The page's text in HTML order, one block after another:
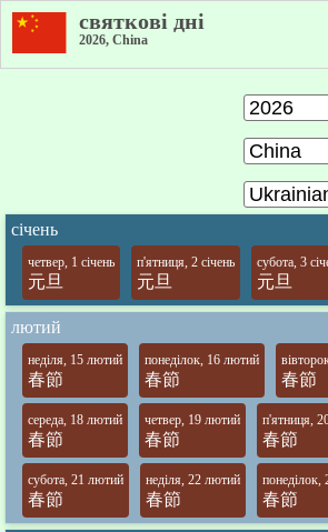
святкові дні
2026, China
січень
четвер, 1 січень
元旦
п'ятниця, 2 січень
元旦
субота, 3
元旦
лютий
неділя, 15 лютий
春節
понеділок, 16 лютий
春節 春節
середа, 18 лютий
春節
четвер, 19 лютий
春節
п'ятниця,
春節
субота, 21 лютий
春節
неділя, 22 лютий
春節
понеділок,
春節